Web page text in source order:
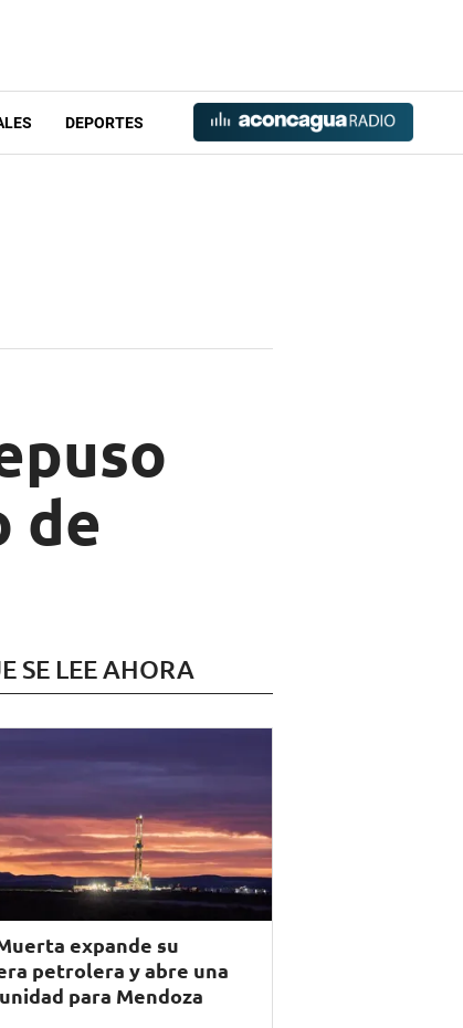
DEPORTES
de
SE LEE AHORA
expande su
petrolera y abre una
para Mendoza